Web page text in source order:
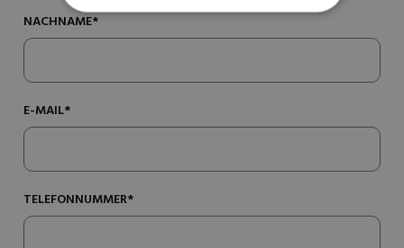
NACHNAME*
E-MAIL*
TELEFONNUMMER*